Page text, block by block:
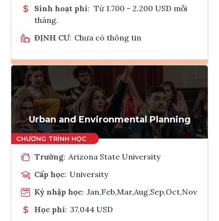
Sinh hoạt phí: Từ 1.700 - 2.200 USD mỗi
tháng.
ĐỊNH CƯ: Chưa có thông tin
Ghi danh
Tham vấn Interlink
Urban and Environmental Planning
Trường: Arizona State University
Cấp học: University
Kỳ nhập học: Jan,Feb,Mar,Aug,Sep,Oct,Nov
Học phí: 37,044 USD